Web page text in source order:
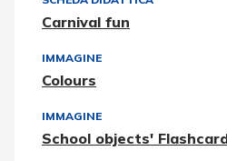
Carnival fun
IMMAGINE
Colours
IMMAGINE
School objects'